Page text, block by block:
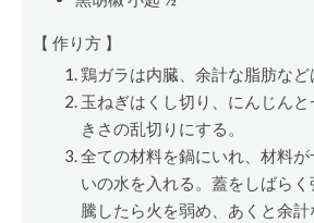
【 作り方 】
鶏ガラは内臓、余計な脂肪など
玉ねぎはくし切り、にんじん
きさの乱切りにする。
全ての材料を鍋にいれ、材料
いの水を入れる。蓋をしばら
騰したら火を弱め、あくと余